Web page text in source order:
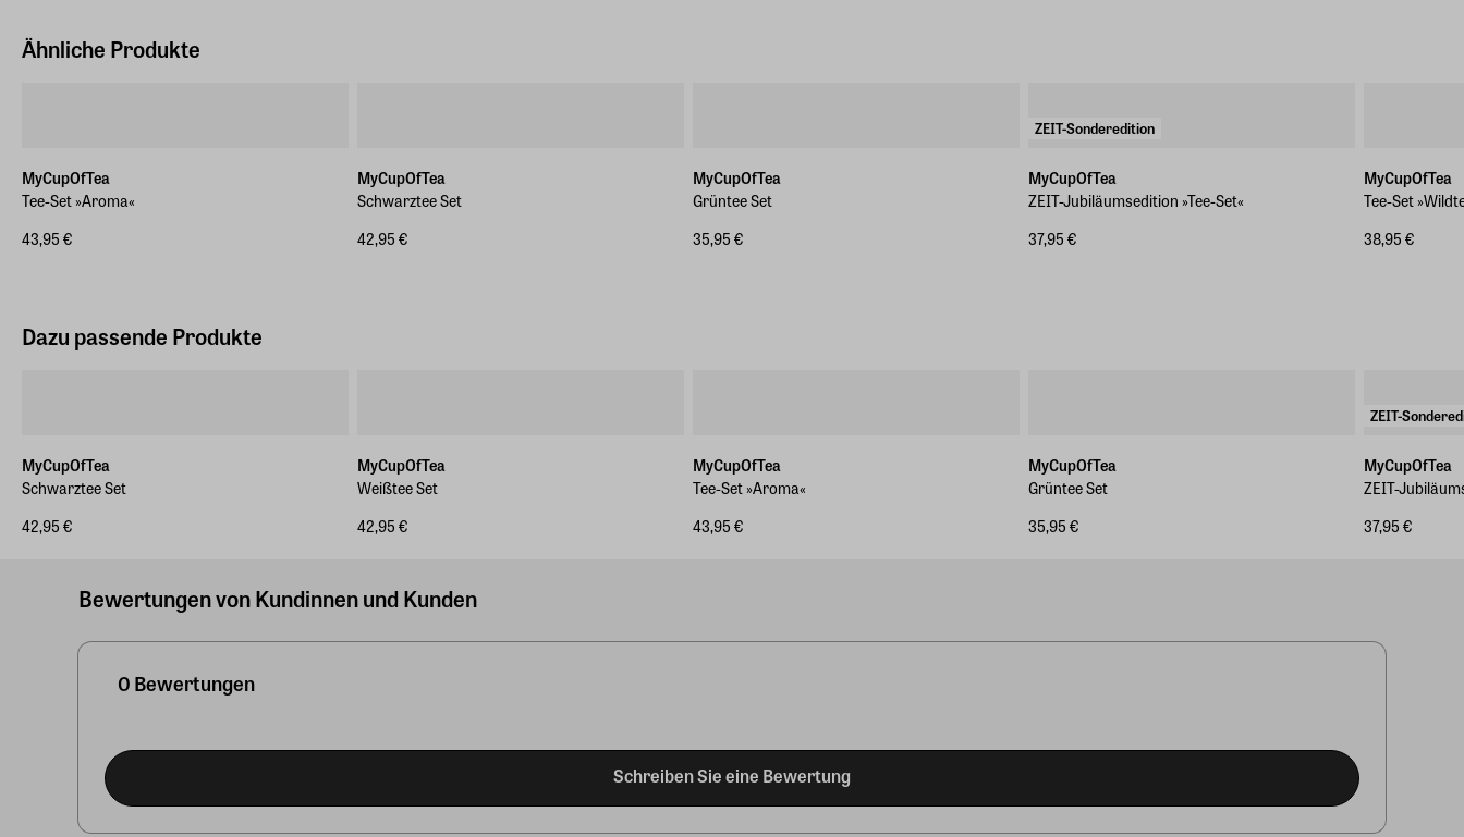
Ähnliche Produkte
MyCupOfTea
Tee-Set »Aroma«
43,95 €
MyCupOfTea
Schwarztee Set
42,95 €
MyCupOfTea
Grüntee Set
35,95 €
ZEIT-Sonderedition
MyCupOfTea
ZEIT-Jubiläumsedition »Tee-Set«
37,95 €
MyCupOfTea
Tee-Set
38,95 €
Dazu passende Produkte
MyCupOfTea
Schwarztee Set
42,95 €
MyCupOfTea
Weißtee Set
42,95 €
MyCupOfTea
Tee-Set »Aroma«
43,95 €
MyCupOfTea
Grüntee Set
35,95 €
ZEIT-
MyCupOfTea
ZEIT-
37,95 €
Bewertungen von Kundinnen und Kunden
0 Bewertungen
Schreiben Sie eine Bewertung